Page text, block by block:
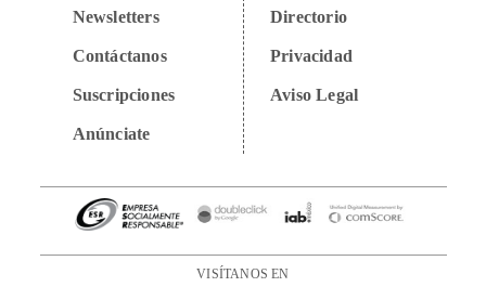
Newsletters
Contáctanos
Suscripciones
Anúnciate
Directorio
Privacidad
Aviso Legal
VISÍTANOS EN